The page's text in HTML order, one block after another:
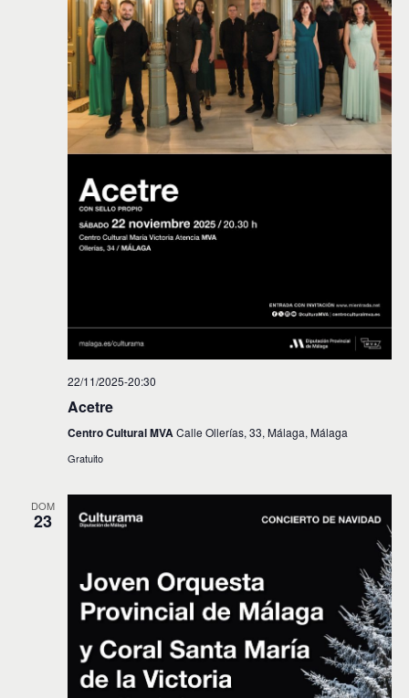
22/11/2025-20:30
Acetre
Centro Cultural MVACalle Ollerías, 33, Málaga, Málaga
Gratuito
DOM
23